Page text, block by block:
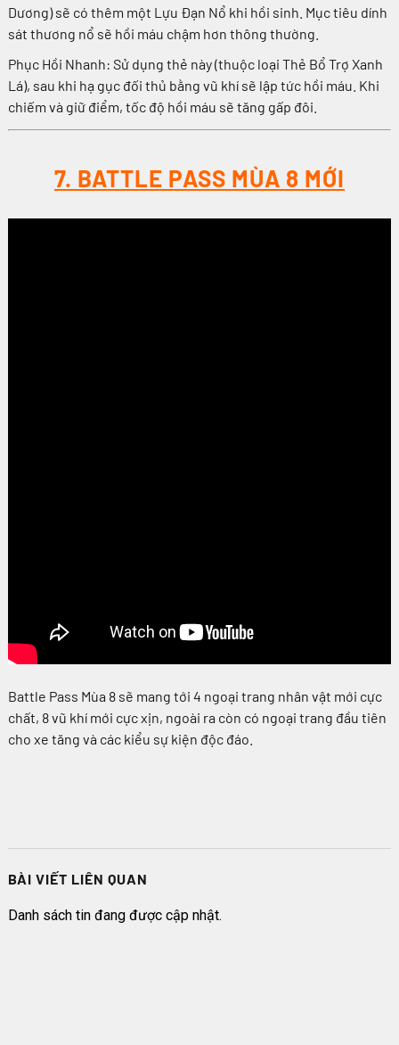
Dương) sẽ có thêm một Lựu Đạn Nổ khi hồi sinh. Mục tiêu dính
sát thương nổ sẽ hồi máu chậm hơn thông thường.
Phục Hồi Nhanh: Sử dụng thẻ này (thuộc loại Thẻ Bổ Trợ Xanh
Lá), sau khi hạ gục đối thủ bằng vũ khí sẽ lập tức hồi máu. Khi
chiếm và giữ điểm, tốc độ hồi máu sẽ tăng gấp đôi.
7. BATTLE PASS MÙA 8 MỚI
Battle Pass Mùa 8 sẽ mang tới 4 ngoại trang nhân vật mới cực
chất, 8 vũ khí mới cực xịn, ngoài ra còn có ngoại trang đầu tiên
cho xe tăng và các kiểu sự kiện độc đáo.
BÀI VIẾT LIÊN QUAN
Danh sách tin đang được cập nhật.